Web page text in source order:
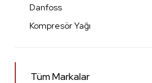
Danfoss
Kompresör Yağı
Tüm Markalar